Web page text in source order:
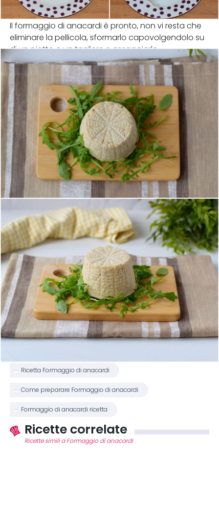
Il formaggio di anacardi è pronto, non vi resta che
eliminare la pellicola, sformarlo capovolgendolo su
di un piatto o un tagliere e assaggiarlo.
Ricetta Formaggio di anacardi
Come preparare Formaggio di anacardi
Formaggio di anacardi ricetta
Ricette correlate
Ricette simili a Formaggio di anacardi